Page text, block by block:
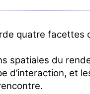
quatre facettes
spatiales du
d’interaction, et